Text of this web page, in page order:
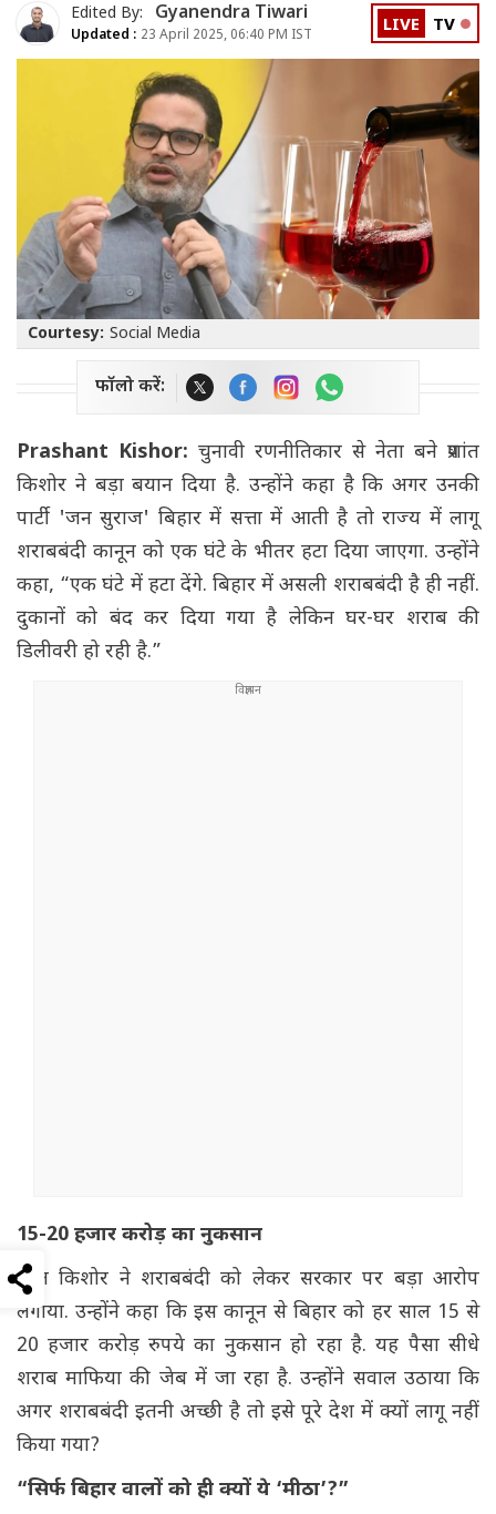
Edited By: Gyanendra Tiwari
Updated : 23 April 2025, 06:40 PM IST LIVE TV
Courtesy: Social Media
फॉलो करें:
Prashant Kishor: चुनावी रणनीतिकार से नेता बने प्रशांत
किशोर ने बड़ा बयान दिया है. उन्होंने कहा है कि अगर उनकी
पार्टी 'जन सुराज' बिहार में सत्ता में आती है तो राज्य में लागू
शराबबंदी कानून को एक घंटे के भीतर हटा दिया जाएगा. उन्होंने
कहा, “एक घंटे में हटा देंगे. बिहार में असली शराबबंदी है ही नहीं.
दुकानों को बंद कर दिया गया है लेकिन घर-घर शराब की
डिलीवरी हो रही है.”
15-20 हजार करोड़ का नुकसान
प्रशांत किशोर ने शराबबंदी को लेकर सरकार पर बड़ा आरोप
लगाया. उन्होंने कहा कि इस कानून से बिहार को हर साल 15 से
20 हजार करोड़ रुपये का नुकसान हो रहा है. यह पैसा सीधे
शराब माफिया की जेब में जा रहा है. उन्होंने सवाल उठाया कि
अगर शराबबंदी इतनी अच्छी है तो इसे पूरे देश में क्यों लागू नहीं
किया गया?
“सिर्फ बिहार वालों को ही क्यों ये ‘मीठा’?”